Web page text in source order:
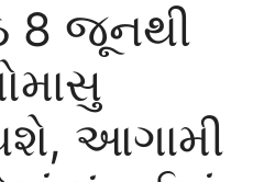
8 જૂનથી
આગામી